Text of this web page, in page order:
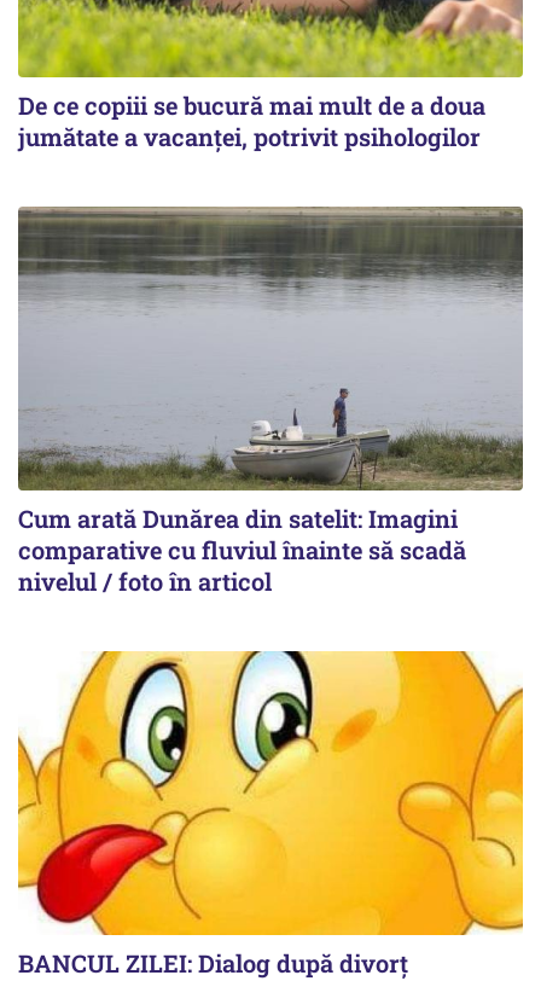
De ce copiii se bucură mai mult de a doua
jumătate a vacanței, potrivit psihologilor
Cum arată Dunărea din satelit: Imagini
comparative cu fluviul înainte să scadă
nivelul / foto în articol
BANCUL ZILEI: Dialog după divorț